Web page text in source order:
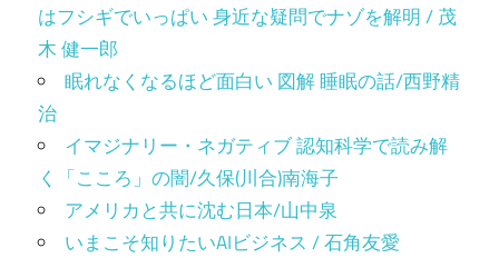
はフシギでいっぱい 身近な疑問でナゾを解明 / 茂
木 健一郎
眠れなくなるほど面白い 図解 睡眠の話/西野精
治
イマジナリー・ネガティブ 認知科学で読み解
く「こころ」の闇/久保(川合)南海子
アメリカと共に沈む日本/山中泉
いまこそ知りたいAIビジネス / 石角友愛